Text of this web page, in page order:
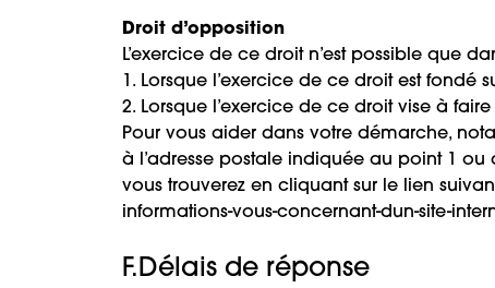
Droit d’opposition
L’exercice de ce droit n’est possible que
1. Lorsque l’exercice de ce droit est fondé
2. Lorsque l’exercice de ce droit vise à
Pour vous aider dans votre démarche,
à l’adresse postale indiquée au point 1
vous trouverez en cliquant sur le lien
informations-vous-concernant-dun-site-
F.Délais de réponse